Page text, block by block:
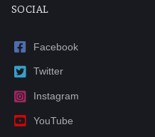
SOCIAL
Facebook
Twitter
Instagram
YouTube